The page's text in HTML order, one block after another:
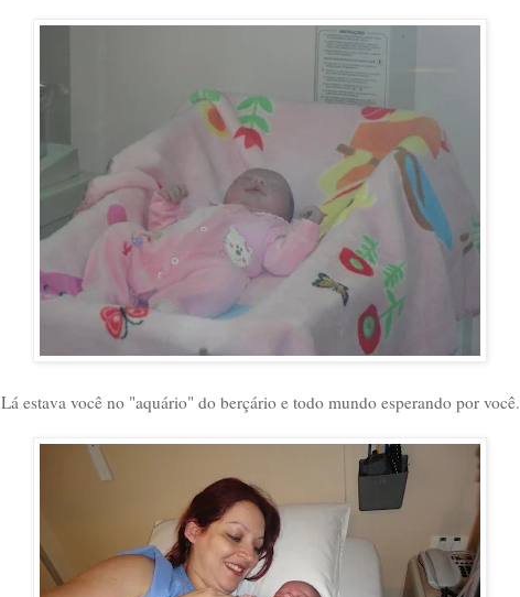
Lá estava você no "aquário" do berçário e todo mundo esperando por você.